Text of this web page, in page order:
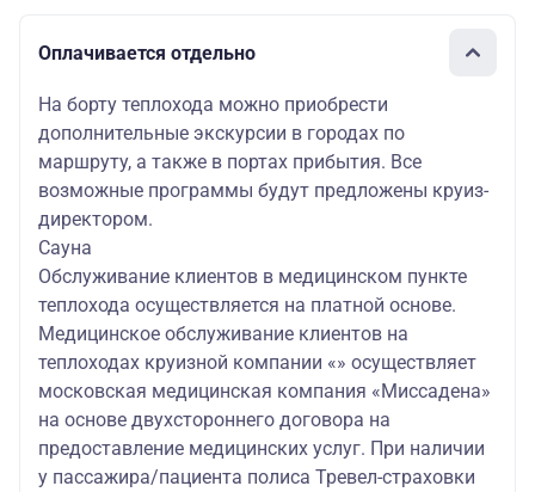
Оплачивается отдельно
На борту теплохода можно приобрести
дополнительные экскурсии в городах по
маршруту, а также в портах прибытия. Все
возможные программы будут предложены круиз-
директором.
Сауна
Обслуживание клиентов в медицинском пункте
теплохода осуществляется на платной основе.
Медицинское обслуживание клиентов на
теплоходах круизной компании «» осуществляет
московская медицинская компания «Миссадена»
на основе двухстороннего договора на
предоставление медицинских услуг. При наличии
у пассажира/пациента полиса Тревел-страховки